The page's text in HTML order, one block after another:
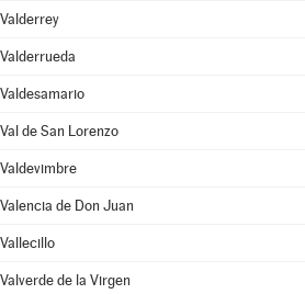
Valderrey
Valderrueda
Valdesamario
Val de San Lorenzo
Valdevimbre
Valencia de Don Juan
Vallecillo
Valverde de la Virgen